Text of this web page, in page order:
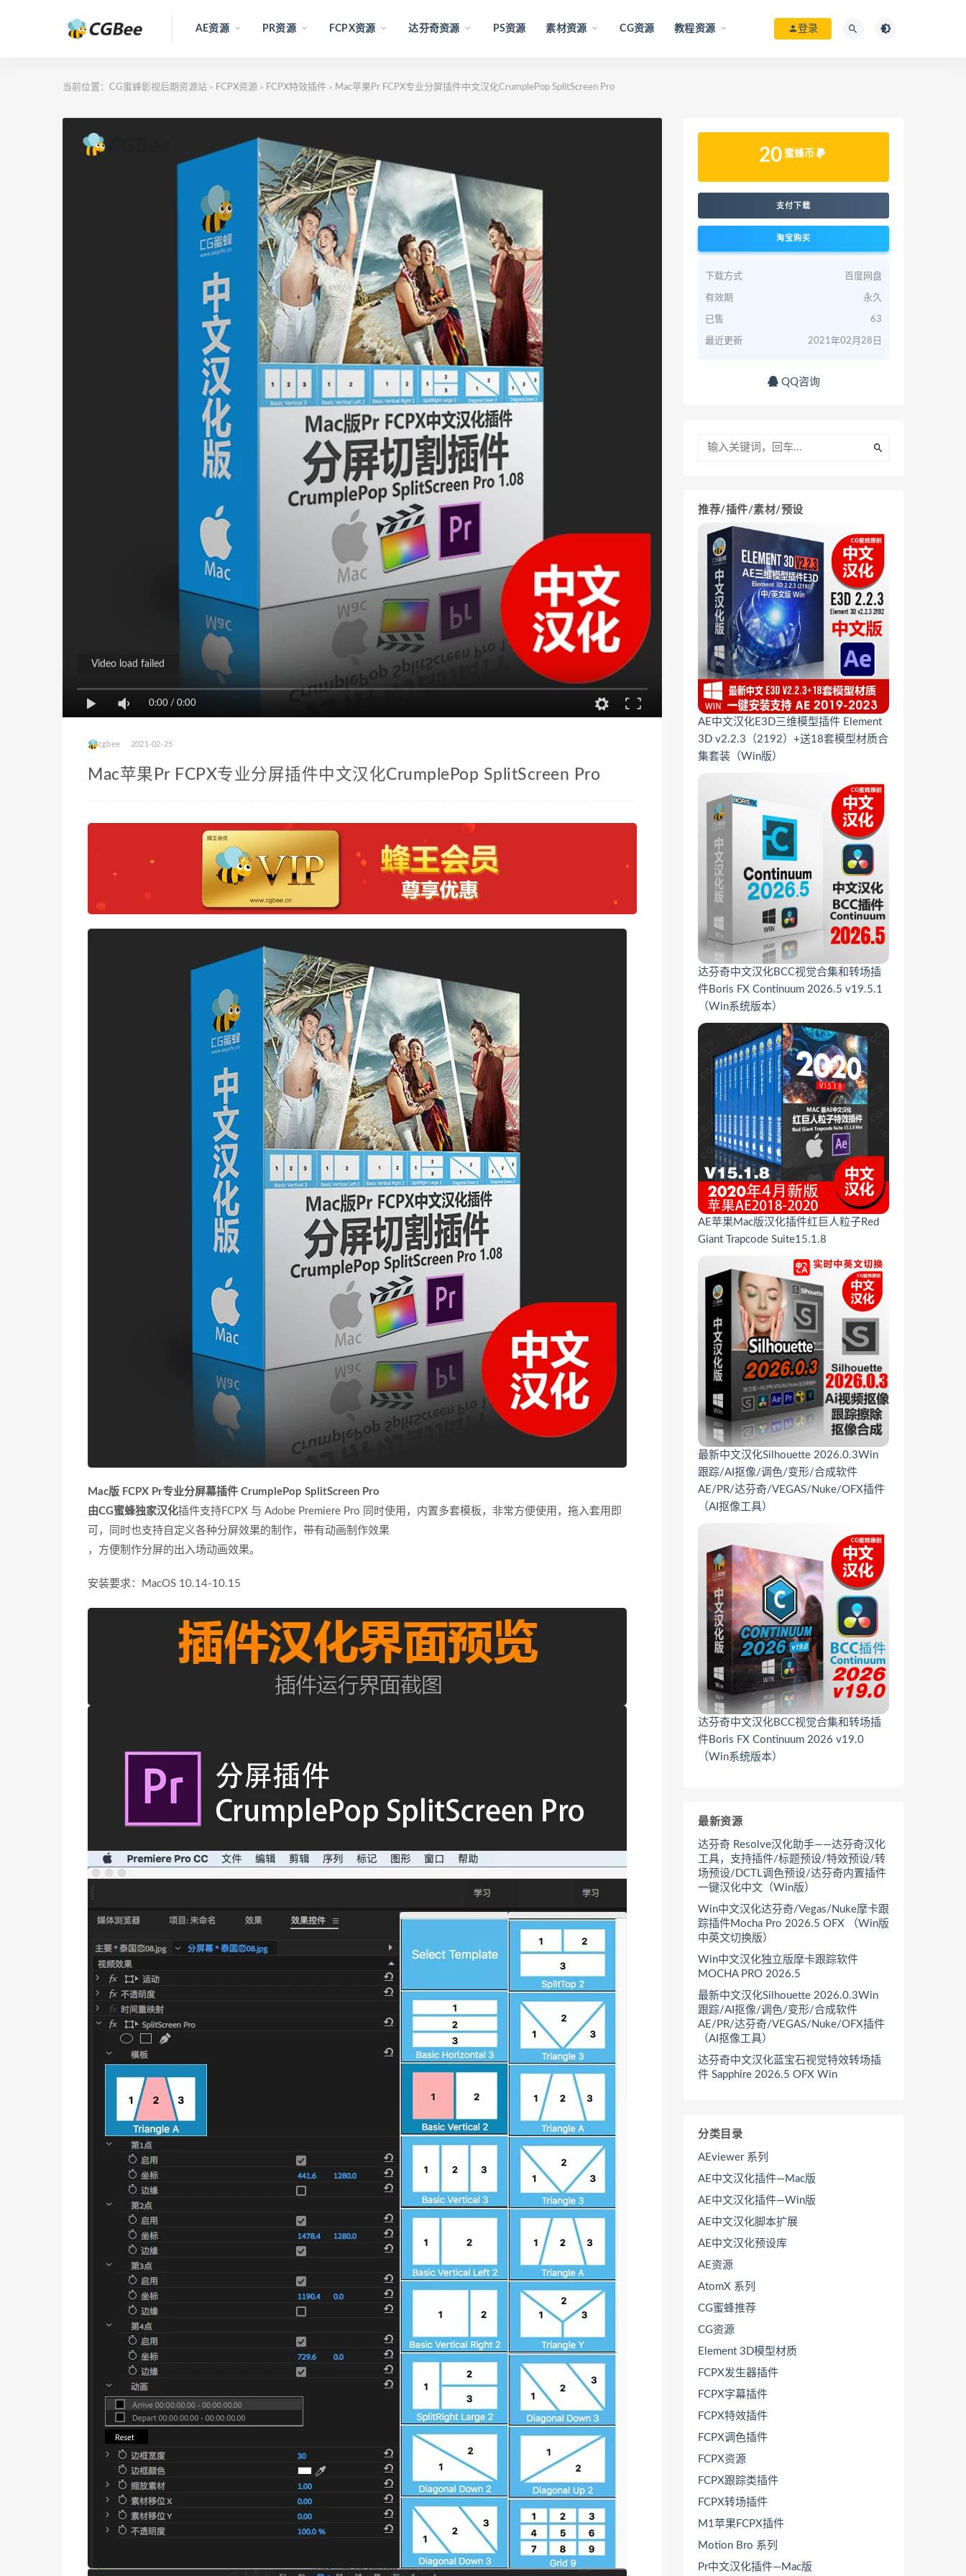
AE资源 PR资源 FCPX资源 达芬奇资源 PS资源 素材资源 CG资源 教程资源 登录
当前位置： CG蜜蜂影视后期资源站 > FCPX资源 > FCPX特效插件 > Mac苹果Pr FCPX专业分屏插件中文汉化CrumplePop SplitScreen Pro
0:00 / 0:00
Video load failed
cgbee 2021-02-25
Mac苹果Pr FCPX专业分屏插件中文汉化CrumplePop SplitScreen Pro
Mac版 FCPX Pr专业分屏幕插件 CrumplePop SplitScreen Pro
由CG蜜蜂独家汉化插件支持FCPX 与 Adobe Premiere Pro 同时使用，内置多套模板，非常方便使用，拖入套用即
可，同时也支持自定义各种分屏效果的制作，带有动画制作效果
，方便制作分屏的出入场动画效果。
安装要求：MacOS 10.14-10.15
20 蜜蜂币
支付下载
淘宝购买
下载方式 百度网盘
有效期 永久
已售 63
最近更新 2021年02月28日
QQ咨询
推荐/插件/素材/预设
AE中文汉化E3D三维模型插件 Element
3D v2.2.3（2192）+送18套模型材质合
集套装（Win版）
达芬奇中文汉化BCC视觉合集和转场插
件Boris FX Continuum 2026.5 v19.5.1
（Win系统版本）
AE苹果Mac版汉化插件红巨人粒子Red
Giant Trapcode Suite15.1.8
最新中文汉化Silhouette 2026.0.3Win
跟踪/AI抠像/调色/变形/合成软件
AE/PR/达芬奇/VEGAS/Nuke/OFX插件
（AI抠像工具）
达芬奇中文汉化BCC视觉合集和转场插
件Boris FX Continuum 2026 v19.0
（Win系统版本）
最新资源
达芬奇 Resolve汉化助手——达芬奇汉化
工具，支持插件/标题预设/特效预设/转
场预设/DCTL调色预设/达芬奇内置插件
一键汉化中文（Win版）
Win中文汉化达芬奇/Vegas/Nuke摩卡跟
踪插件Mocha Pro 2026.5 OFX （Win版
中英文切换版）
Win中文汉化独立版摩卡跟踪软件
MOCHA PRO 2026.5
最新中文汉化Silhouette 2026.0.3Win
跟踪/AI抠像/调色/变形/合成软件
AE/PR/达芬奇/VEGAS/Nuke/OFX插件
（AI抠像工具）
达芬奇中文汉化蓝宝石视觉特效转场插
件 Sapphire 2026.5 OFX Win
分类目录
AEviewer 系列
AE中文汉化插件—Mac版
AE中文汉化插件—Win版
AE中文汉化脚本扩展
AE中文汉化预设库
AE资源
AtomX 系列
CG蜜蜂推荐
CG资源
Element 3D模型材质
FCPX发生器插件
FCPX字幕插件
FCPX特效插件
FCPX调色插件
FCPX资源
FCPX跟踪类插件
FCPX转场插件
M1苹果FCPX插件
Motion Bro 系列
Pr中文汉化插件—Mac版